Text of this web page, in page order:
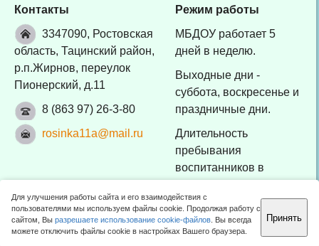
Контакты
3347090, Ростовская
область, Тацинский район,
р.п.Жирнов, переулок
Пионерский, д.11
8 (863 97) 26-3-80
rosinka11a@mail.ru
Режим работы
МБДОУ работает 5
дней в неделю.
Выходные дни -
суббота, воскресенье и
праздничные дни.
Длительность
пребывания
воспитанников в
7:30 до 17:30).
Отдел образования Тацинского района 2010 -2026 ©
Для улучшения работы сайта и его взаимодействия с
пользователями мы используем файлы cookie. Продолжая работу с
сайтом, Вы разрешаете использование cookie-файлов . Вы всегда
можете отключить файлы cookie в настройках Вашего браузера.
Принять